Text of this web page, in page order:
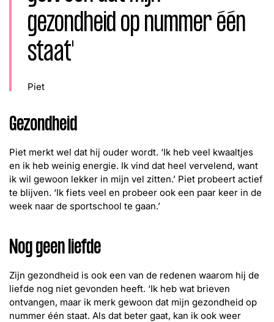
gezondheid op nummer één
staat'
Piet
Gezondheid
Piet merkt wel dat hij ouder wordt. ‘Ik heb veel kwaaltjes
en ik heb weinig energie. Ik vind dat heel vervelend, want
ik wil gewoon lekker in mijn vel zitten.’ Piet probeert actief
te blijven. ‘Ik fiets veel en probeer ook een paar keer in de
week naar de sportschool te gaan.’
Nog geen liefde
Zijn gezondheid is ook een van de redenen waarom hij de
liefde nog niet gevonden heeft. ‘Ik heb wat brieven
ontvangen, maar ik merk gewoon dat mijn gezondheid op
nummer één staat. Als dat beter gaat, kan ik ook weer